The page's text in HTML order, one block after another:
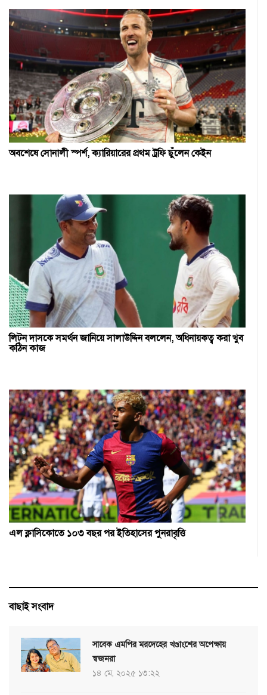
অবশেষে সোনালী স্পর্শ, ক্যারিয়ারের প্রথম ট্রফি ছুঁলেন কেইন
লিটন দাসকে সমর্থন জানিয়ে সালাউদ্দিন বললেন, অধিনায়কত্ব করা খুব
কঠিন কাজ
এল ক্লাসিকোতে ১০৩ বছর পর ইতিহাসের পুনরাবৃত্তি
বাছাই সংবাদ
সাবেক এমপির মরদেহের খণ্ডাংশের অপেক্ষায়
স্বজনরা
১৪ মে, ২০২৫ ১৩:২২